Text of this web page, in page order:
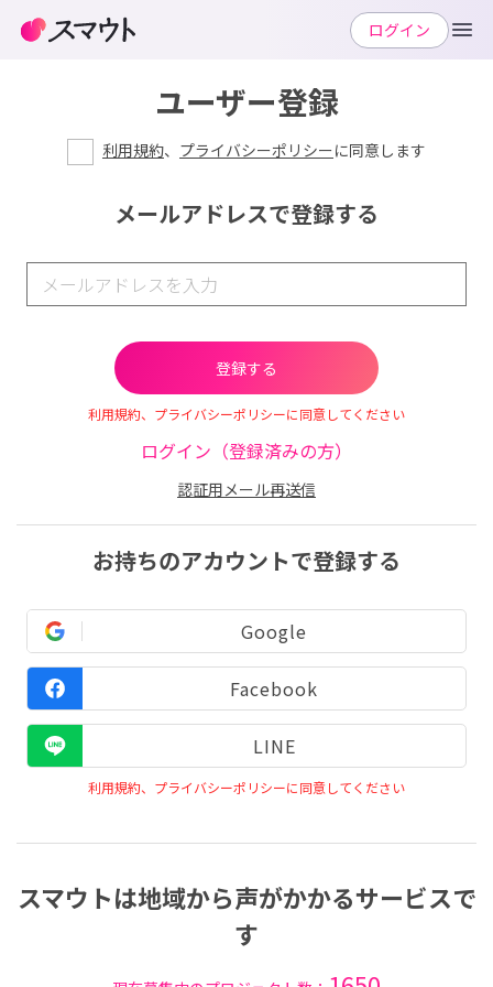
ユーザー登録
利用規約、 プライバシーポリシーに同意します
メールアドレスで登録する
利用規約、プライバシーポリシーに同意してください
ログイン（登録済みの方）
認証用メール再送信
お持ちのアカウントで登録する
Google
Facebook
LINE
利用規約、プライバシーポリシーに同意してください
スマウトは地域から声がかかるサービスで
す
ログイン